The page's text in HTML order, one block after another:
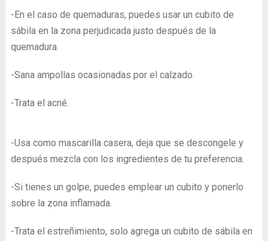
-En el caso de quemaduras, puedes usar un cubito de
sábila en la zona perjudicada justo después de la
quemadura.
-Sana ampollas ocasionadas por el calzado.
-Trata el acné.
-Usa como mascarilla casera, deja que se descongele y
después mezcla con los ingredientes de tu preferencia.
-Si tienes un golpe, puedes emplear un cubito y ponerlo
sobre la zona inflamada.
-Trata el estreñimiento, solo agrega un cubito de sábila en